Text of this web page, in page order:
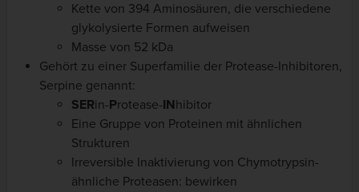
Kette von 394 Aminosäuren, die verschiedene
glykolysierte Formen aufweisen
Masse von 52 kDa
Gehört zu einer Superfamilie der Protease-Inhibitoren,
Serpine genannt:
SERin-Protease-INhibitor
Eine Gruppe von Proteinen mit ähnlichen
Strukturen
Irreversible Inaktivierung von Chymotrypsin-
ähnliche Proteasen: bewirken